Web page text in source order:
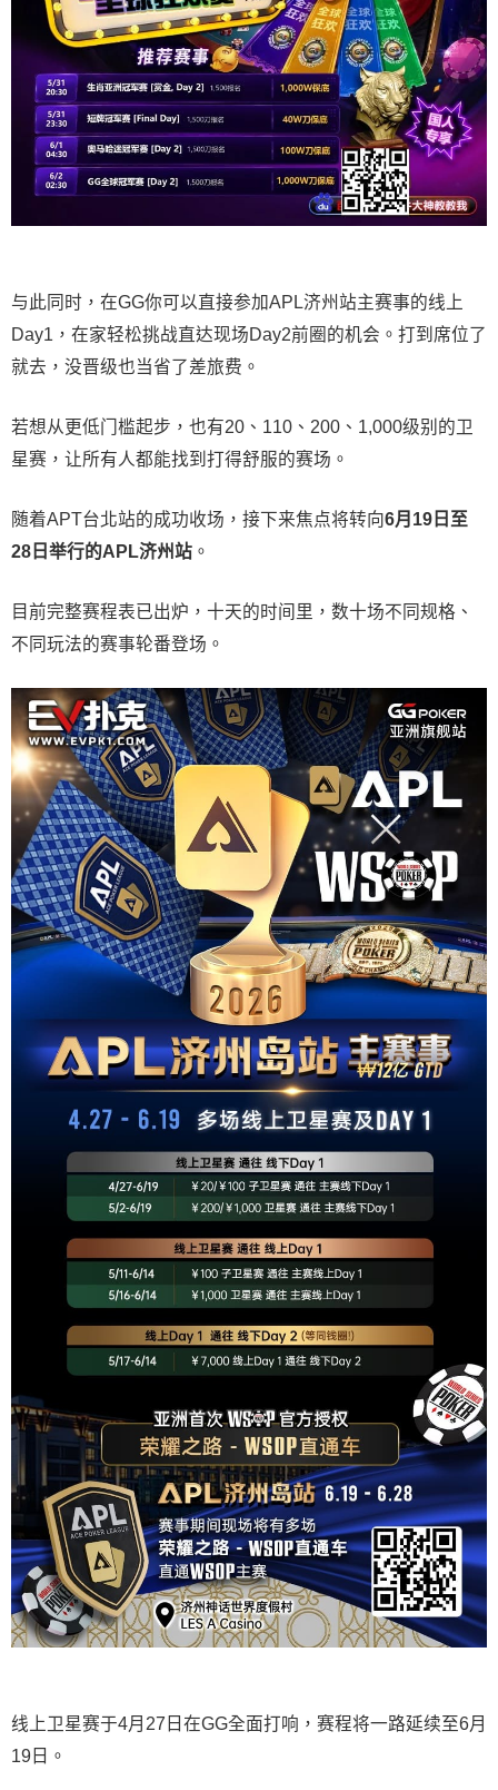
与此同时，在GG你可以直接参加APL济州站主赛事的线上
Day1，在家轻松挑战直达现场Day2前圈的机会。打到席位了
就去，没晋级也当省了差旅费。
若想从更低门槛起步，也有20、110、200、1,000级别的卫
星赛，让所有人都能找到打得舒服的赛场。
随着APT台北站的成功收场，接下来焦点将转向6月 19 日至
28 日举行的APL济州站 。
目前完整赛程表已出炉，十天的时间里，数十场不同规格、
不同玩法的赛事轮番登场。
线上卫星赛于4月27日在GG全面打响，赛程将一路延续至6月
19日。